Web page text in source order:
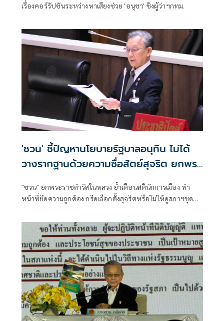
เรื่องคอร์รัปชันระหว่างหาเสียงช่วย 'อนุชา' ชิงผู้ว่าฯกทม.
'ชวน' ชี้ปัญหานโยบายรัฐบาลอนุทิน ไม่ได้
วางรากฐานด้วยความซื่อสัตย์สุจริต ยกพระ
"ชวน" ยกพระราชดำรัสในหลวง ย้ำเตือนสตินักการเมือง ทำ
หน้าที่ยึดความถูกต้อง กรีดเลือกตั้งสุจริตหรือไม่ให้ดูสภาฯชุดนี้
สุจริต รับยังไม่มั่นใจรัฐบาลยึดธรรมาภิบาล หลังแทรกแซงเลือก
สว. ชี้ช่องแก้ปัญหาชายแดนใต้ถาม2คน ‘วิษณุ’ กับอีกคนอยู่ใน
‘คุก’ เตือนรมต.รุ่นใหม่ สนับสนุน ขรก.น้ำดีเป็นกำลังแก้ปัญหา
บ้านเมือง